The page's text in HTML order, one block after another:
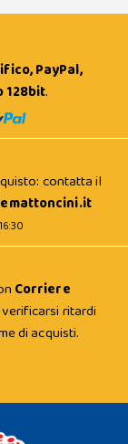
PayPal,
128bit.
contatta il
Corriere
ritardi
di acquisti.